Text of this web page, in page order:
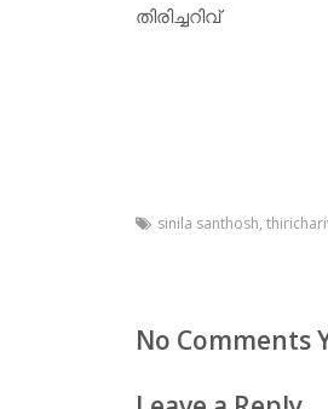
തിരിച്ചറിവ്
sinila santhosh,
No Comments